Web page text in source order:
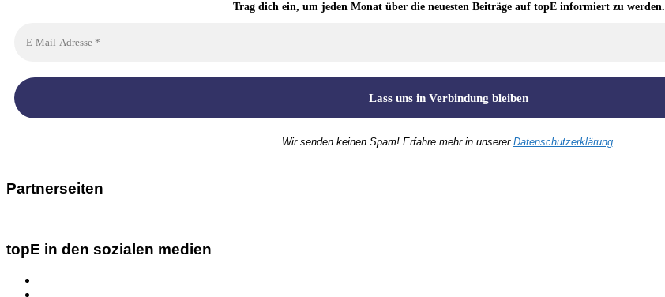
Trag dich ein, um jeden Monat über die neuesten Beiträge auf topE informiert zu werden.
Wir senden keinen Spam! Erfahre mehr in unserer Datenschutzerklärung.
Partnerseiten
topE in den sozialen medien